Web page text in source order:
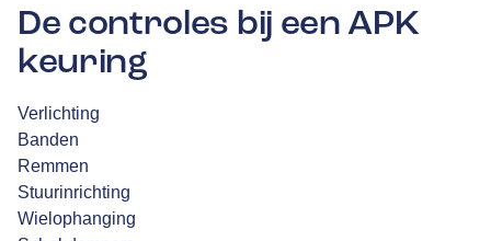
De controles bij een APK
keuring
Verlichting
Banden
Remmen
Stuurinrichting
Wielophanging